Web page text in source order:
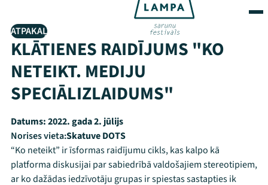
ATPAKAĻ
KLĀTIENES RAIDĪJUMS "KO
NETEIKT. MEDIJU
SPECIĀLIZLAIDUMS"
Datums:2022. gada 2. jūlijs
Norises vieta:Skatuve DOTS
“Ko neteikt” ir īsformas raidījumu cikls, kas kalpo kā
platforma diskusijai par sabiedrībā valdošajiem stereotipiem,
ar ko dažādas iedzīvotāju grupas ir spiestas sastapties ik